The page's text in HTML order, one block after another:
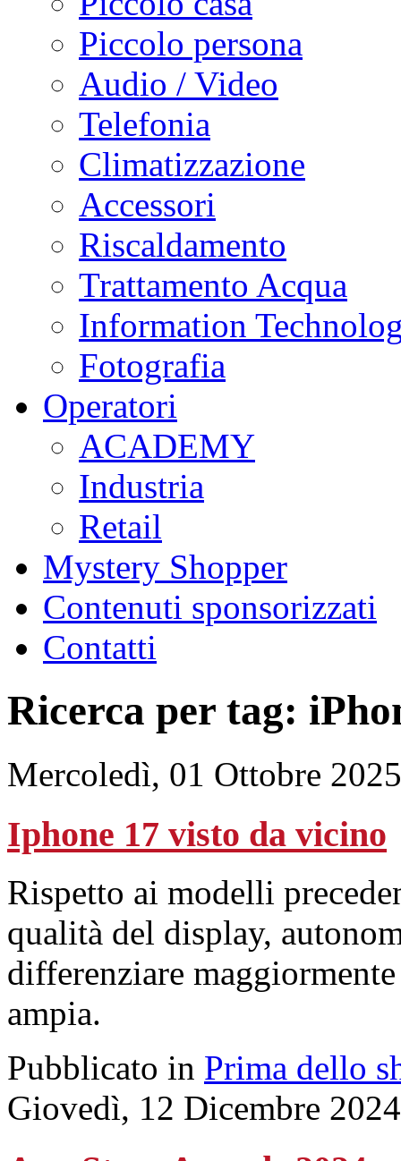
Piccolo persona
Audio / Video
Telefonia
Climatizzazione
Accessori
Riscaldamento
Trattamento Acqua
Information
Fotografia
Operatori
ACADEMY
Industria
Retail
Mystery Shopper
Contenuti sponsorizzati
Contatti
Ricerca per tag:
Mercoledì, 01 Ottobre
Iphone 17 visto da vicino
Rispetto ai modelli
qualità del display,
differenziare
ampia.
Pubblicato in Prima dello
Giovedì, 12 Dicembre